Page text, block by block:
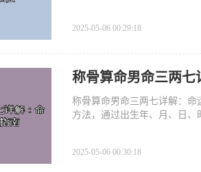
2025-05-06 00:29:18
称骨算命男命三两
称骨算命男命三两七详解：
方法，通过出生年、月、日
2025-05-06 00:30:18